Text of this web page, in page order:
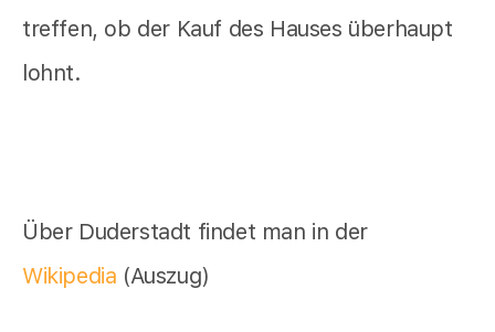
treffen, ob der Kauf des Hauses überhaupt
lohnt.
Über Duderstadt findet man in der
Wikipedia (Auszug)